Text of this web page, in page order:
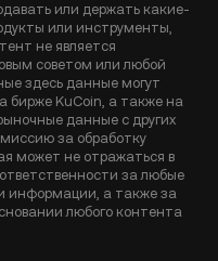
или держать какие-
или инструменты,
не является
советом или любой
здесь данные могут
бирже KuCoin, а также на
данные с других
за обработку
может не отражаться в
за любые
информации, а также за
любого контента